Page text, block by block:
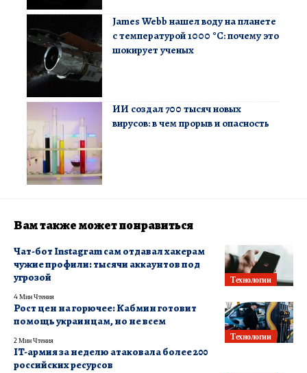
James Webb нашел воду на планете
с температурой 1000 °C: почему это
шокирует ученых
ИИ создал 700 тысяч новых
вирусов: в чем прорыв и опасность
Вам также может понравиться
Технологии
Чат-бот Instagram сам отдавал хакерам
чужие профили: тысячи аккаунтов под
угрозой
4 Мин Чтения
Технологии
Рост цен на горючее: Кабмин готовит
помощь украинцам, но не всем
2 Мин Чтения
IT-армия за неделю атаковала более 200
российских ресурсов